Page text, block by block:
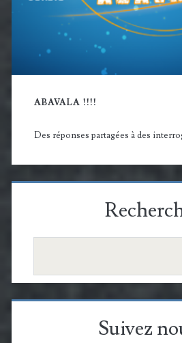
ABAVALA !!!!
Des réponses partagées à des
Suivez